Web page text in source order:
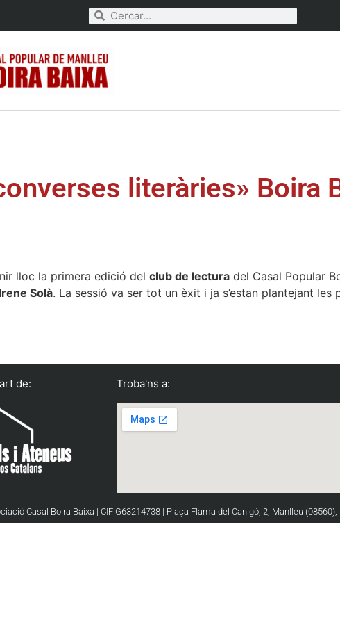
literàries» Boira
lloc la primera edició del club de lectura del Casal Popular
Irene Solà. La sessió va ser tot un èxit i ja s’estan plantejant
de: Troba'ns a:
Casal Boira Baixa | CIF G63214738 | Plaça Flama del Canigó, 2, Manlleu